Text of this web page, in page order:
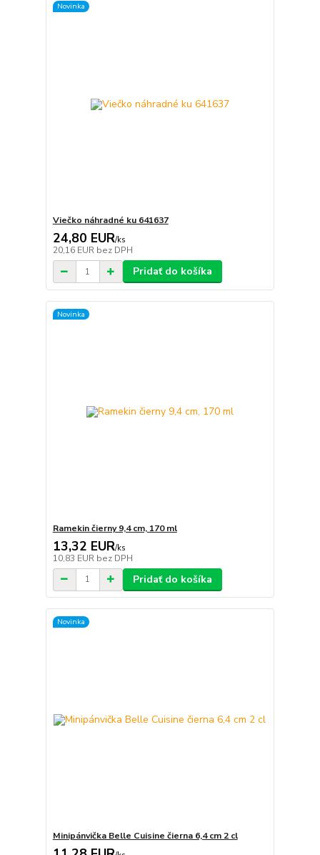
Novinka
Viečko náhradné ku 641637
24,80 EUR/ks
20,16 EUR bez DPH
Pridať do košíka
Novinka
Ramekin čierny 9,4 cm, 170 ml
13,32 EUR/ks
10,83 EUR bez DPH
Pridať do košíka
Novinka
Minipánvička Belle Cuisine čierna 6,4 cm 2 cl